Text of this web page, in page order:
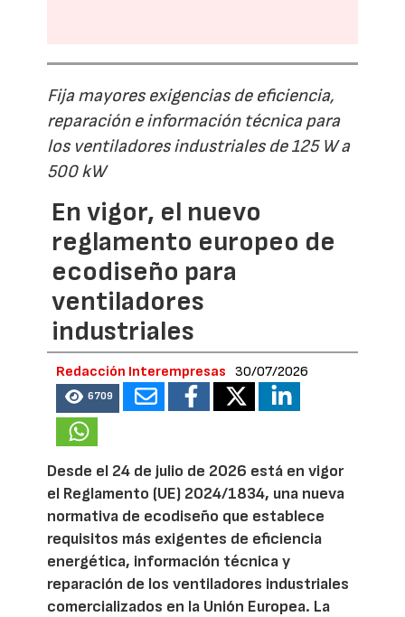
Fija mayores exigencias de eficiencia,
reparación e información técnica para
los ventiladores industriales de 125 W a
500 kW
En vigor, el nuevo
reglamento europeo de
ecodiseño para
ventiladores
industriales
Redacción Interempresas 30/07/2026
6709
Desde el 24 de julio de 2026 está en vigor
el Reglamento (UE) 2024/1834, una nueva
normativa de ecodiseño que establece
requisitos más exigentes de eficiencia
energética, información técnica y
reparación de los ventiladores industriales
comercializados en la Unión Europea. La